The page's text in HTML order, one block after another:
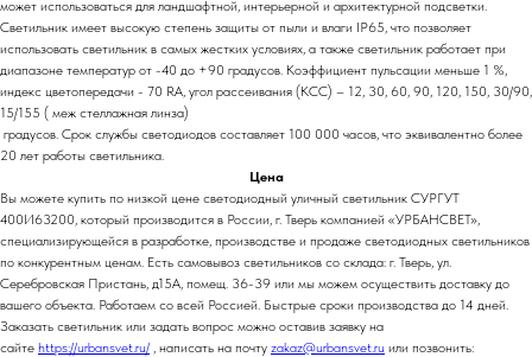
может использоваться для ландшафтной, интерьерной и архитектурной подсветки.
Светильник имеет высокую степень защиты от пыли и влаги IP65, что позволяет
использовать светильник в самых жестких условиях, а также светильник работает при
диапазоне температур от -40 до +90 градусов. Коэффициент пульсации меньше 1 %,
индекс цветопередачи - 70 RA, угол рассеивания (КСС) – 12, 30, 60, 90, 120, 150, 30/90,
15/155 ( меж стеллажная линза)
градусов. Срок службы светодиодов составляет 100 000 часов, что эквивалентно более
20 лет работы светильника.
Цена
Вы можете купить по низкой цене светодиодный уличный светильник СУРГУТ
400И63200, который производится в России, г. Тверь компанией «УРБАНСВЕТ»,
специализирующейся в разработке, производстве и продаже светодиодных светильников
по конкурентным ценам. Есть самовывоз светильников со склада: г. Тверь, ул.
Серебровская Пристань, д15А, помещ. 36-39 или мы можем осуществить доставку до
вашего объекта. Работаем со всей Россией. Быстрые сроки производства до 14 дней.
Заказать светильник или задать вопрос можно оставив заявку на
сайте https://urbansvet.ru/ , написать на почту zakaz@urbansvet.ru или позвонить: